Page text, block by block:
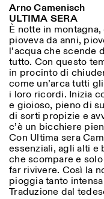
Arno Camenisch
ULTIMA SERA
È notte in
pioveva da anni,
l’acqua che scende
tutto. Con questo
in procinto di
come un’arca tutti
i loro ricordi. Inizia
e gioioso, pieno di
di sorti propizie e
c’è un bicchiere
Con Ultima sera
essenziali, agli alti e
che scompare e
far rivivere. Così la
pioggia tanto
Traduzione dal